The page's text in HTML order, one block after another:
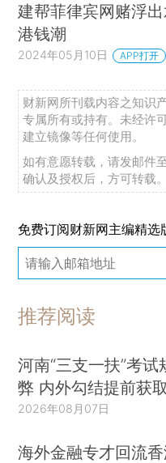
建帮菲律宾网赌浮
港钱潮
2024年05月10日 APP打开
财新网所刊载内容之知识
专属所有或持有。未经许
建立镜像等任何使用。
如有意愿转载，请发邮件
确认及授权后，方可转载。
免费订阅财新网主编精选
推荐阅读
河南“三支一扶”考试
弊 内外勾结提前获
2026年08月07日
海外金融专才回流